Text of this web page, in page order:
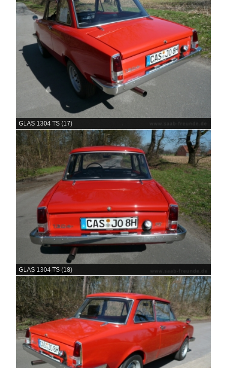
GLAS 1304 TS (17)
GLAS 1304 TS (18)